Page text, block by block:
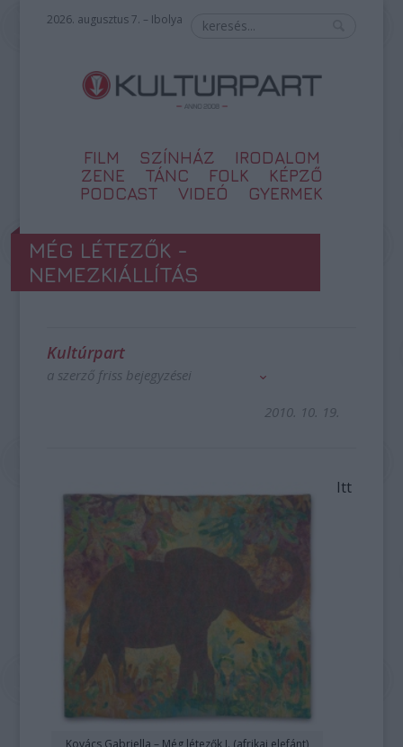
2026. augusztus 7. – Ibolya
FILM SZÍNHÁZ
IRODALOM
ZENE
TÁNC FOLK
KÉPZŐ
PODCAST
VIDEÓ GYERMEK
MÉG LÉTEZŐK -
NEMEZKIÁLLÍTÁS
Kultúrpart
a szerző friss bejegyzései
2010. 10. 19.
Kovács Gabriella – Még létezők I. (afrikai elefánt)
Itt